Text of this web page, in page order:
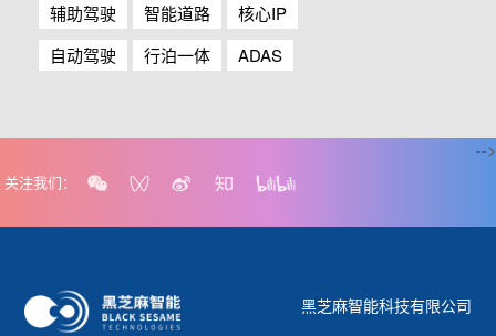
辅助驾驶
智能道路
核心IP
自动驾驶
行泊一体 ADAS
关注我们：
-->
黑芝麻智能科技有限公司